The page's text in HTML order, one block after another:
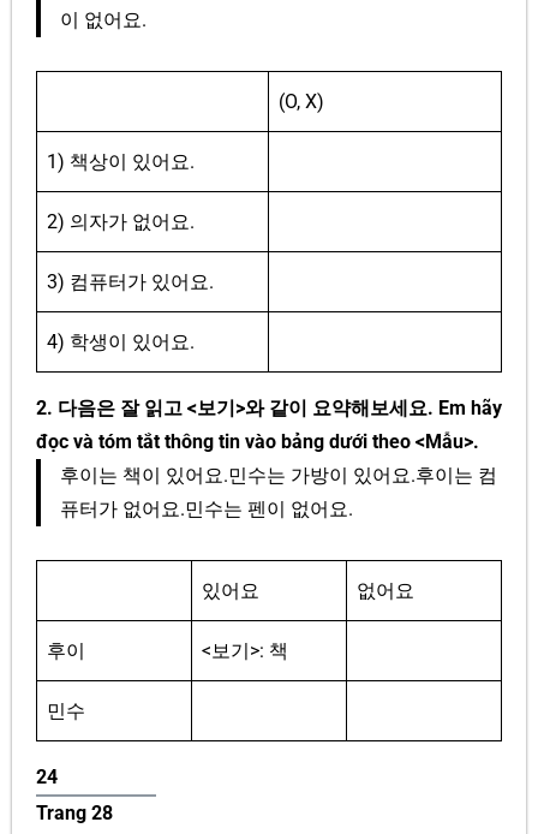
이 없어요.
(O, X)
1) 책상이 있어요.
2) 의자가 없어요.
3) 컴퓨터가 있어요.
4) 학생이 있어요.
2. 다음은 잘 읽고 <보기>와 같이 요약해보세요. Em hãy
đọc và tóm tắt thông tin vào bảng dưới theo <Mẫu>.
후이는 책이 있어요.민수는 가방이 있어요.후이는 컴
퓨터가 없어요.민수는 펜이 없어요.
있어요 없어요
후이 <보기>: 책
민수
24
Trang 28